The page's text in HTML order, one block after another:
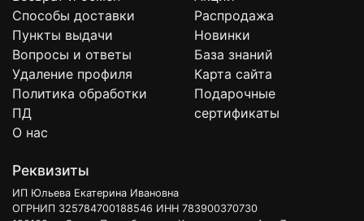
Способы доставки
Пункты выдачи
Вопросы и ответы
Удаление профиля
Политика обработки
ПД
О нас
Распродажа
Новинки
База знаний
Карта сайта
Подарочные
сертификаты
Реквизиты
ИП Юльева Екатерина Ивановна
ОГРНИП 325784700188546 ИНН 783900370730